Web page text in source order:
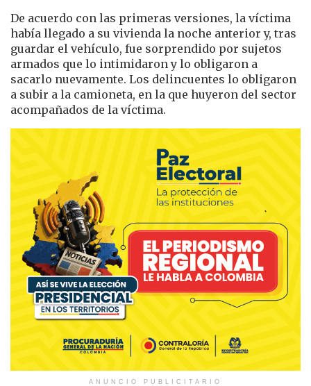
De acuerdo con las primeras versiones, la víctima
había llegado a su vivienda la noche anterior y, tras
guardar el vehículo, fue sorprendido por sujetos
armados que lo intimidaron y lo obligaron a
sacarlo nuevamente. Los delincuentes lo obligaron
a subir a la camioneta, en la que huyeron del sector
acompañados de la víctima.
ANUNCIO PUBLICITARIO